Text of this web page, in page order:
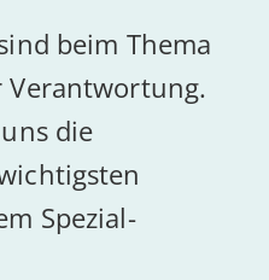
Künst­li­che Intelligenz
Com­pli­ance
Über uns
beim Thema
Verantwortung.
die
Spezial-